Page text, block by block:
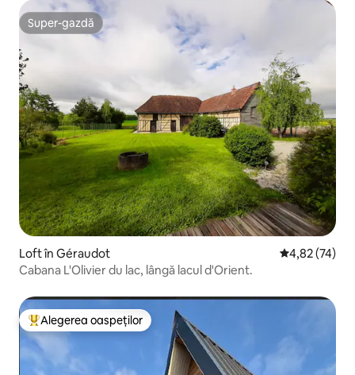
Super-gazdă
Super-gazdă
Loft în Géraudot Scor mediu
4,82 (74)
Cabana L'Olivier du lac, lângă lacul d'Orient.
Locuință din topul categoriei Alegerea oaspeților
Alegerea oaspeților